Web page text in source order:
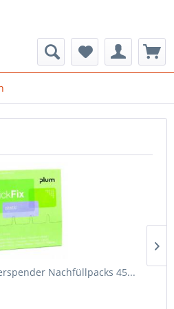
Nachfüllpacks 45...